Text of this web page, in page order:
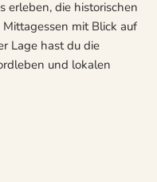
erleben, die historischen
mit Blick auf
Lage hast du die
und lokalen